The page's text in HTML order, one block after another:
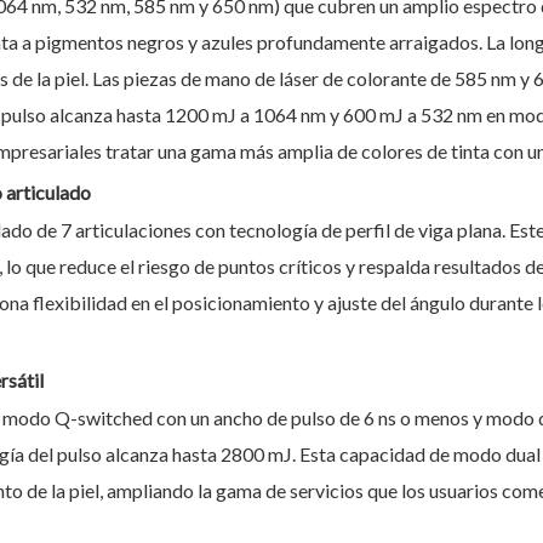
nm, 532 nm, 585 nm y 650 nm) que cubren un amplio
a pigmentos negros y azules profundamente arraigados. La
de la piel. Las piezas de mano de láser de colorante de 585 nm
alcanza hasta 1200 mJ a 1064 nm y 600 mJ a 532 nm en
tratar una gama más amplia de colores de tinta con
articulado
de 7 articulaciones con tecnología de perfil de viga plana.
que reduce el riesgo de puntos críticos y respalda resultados
flexibilidad en el posicionamiento y ajuste del ángulo durante
Q-switched con un ancho de pulso de 6 ns o menos y modo
del pulso alcanza hasta 2800 mJ. Esta capacidad de modo
de la piel, ampliando la gama de servicios que los usuarios